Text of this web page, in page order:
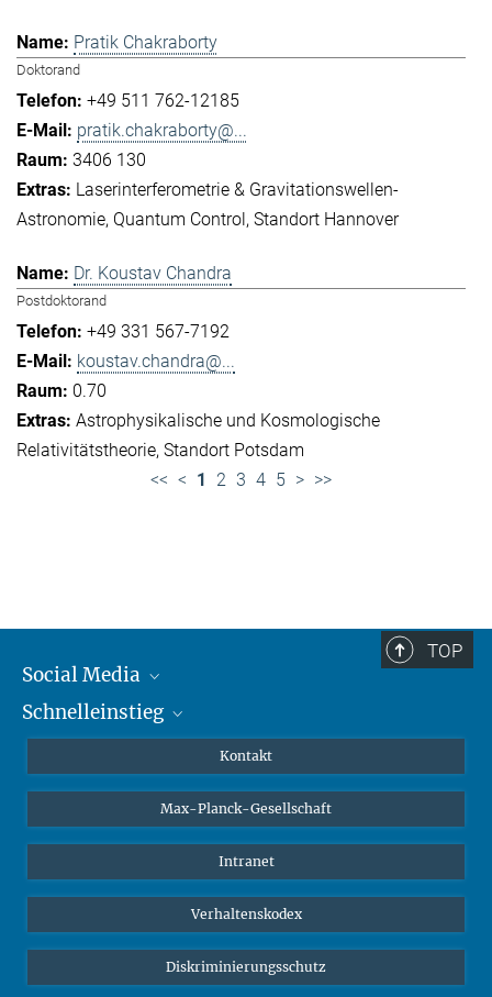
Pratik Chakraborty
Doktorand
+49 511 762-12185
pratik.chakraborty@...
3406 130
Laserinterferometrie & Gravitationswellen-
Astronomie Quantum Control Standort Hannover
Dr. Koustav Chandra
Postdoktorand
+49 331 567-7192
koustav.chandra@...
0.70
Astrophysikalische und Kosmologische
Relativitätstheorie Standort Potsdam
<< < 1 2 3 4 5 > >>
TOP
Social Media
Mastodon
Schnelleinstieg
Studierende
Schüler*innen
Öffentlichkeit
Alumnae | Alumni
Kontakt
Max-Planck-Gesellschaft
Intranet
Verhaltenskodex
Diskriminierungsschutz